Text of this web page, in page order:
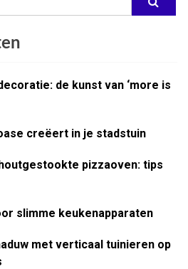
de kunst van ‘more is
creëert in je stadstuin
pizzaoven: tips
slimme keukenapparaten
met verticaal tuinieren op